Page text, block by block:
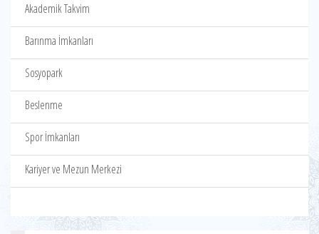
Akademik Takvim
Barınma İmkanları
Sosyopark
Beslenme
Spor İmkanları
Kariyer ve Mezun Merkezi